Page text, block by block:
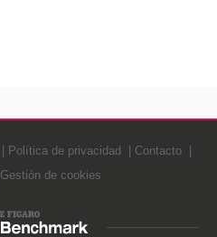
Política de privacidad
Contacto
Gestión de cookies